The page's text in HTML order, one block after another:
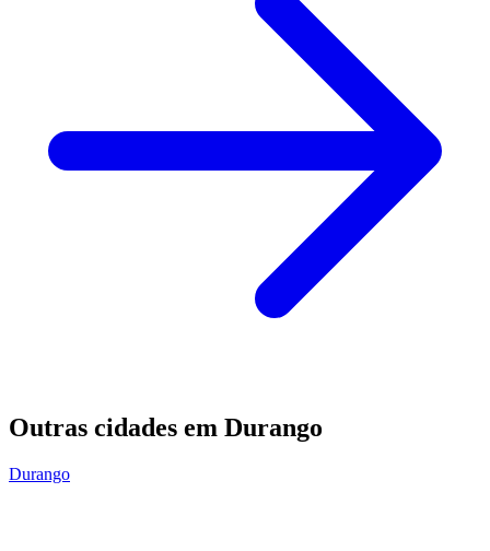
Outras cidades em Durango
Durango